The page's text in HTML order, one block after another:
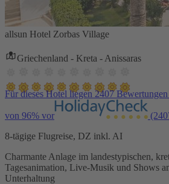
allsun Hotel Zorbas Village
Griechenland - Kreta - Anissaras
Für dieses Hotel liegen 2407
von 96% vor
8-tägige Flugreise, DZ inkl. AI
Charmante Anlage im landestypischen,
Tagesanimation, Live-Musik und Shows
Unterhaltung